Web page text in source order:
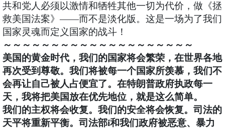
共和党人必须以激情和牺牲其他一切为代价，做《拯
救美国法案》——而不是淡化版。这是一场为了我们
国家灵魂而定义国家的战斗！
～～～～～～～～～～～～～～～～～～～～
美国的黄金时代，我们的国家将会繁荣，在世界各地
再次受到尊敬。我们将被每一个国家所羡慕，我们不
会再让自己被人占便宜了。在特朗普政府执政每一
天，我将把美国放在优先地位，就是这么简单。
我们的主权将会收复。我们的安全将会恢复。司法的
天平将重新平衡。司法部ǐ和我们政府被恶意、暴力